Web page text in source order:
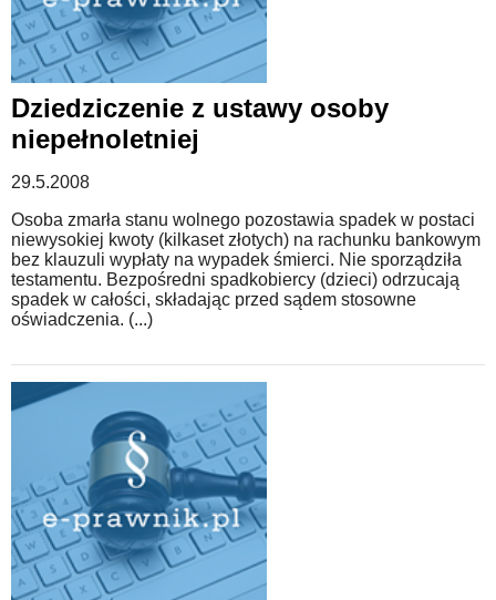
Dziedziczenie z ustawy osoby
niepełnoletniej
29.5.2008
Osoba zmarła stanu wolnego pozostawia spadek w postaci
niewysokiej kwoty (kilkaset złotych) na rachunku bankowym
bez klauzuli wypłaty na wypadek śmierci. Nie sporządziła
testamentu. Bezpośredni spadkobiercy (dzieci) odrzucają
spadek w całości, składając przed sądem stosowne
oświadczenia. (...)